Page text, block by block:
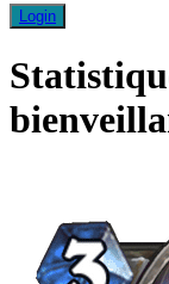
Login